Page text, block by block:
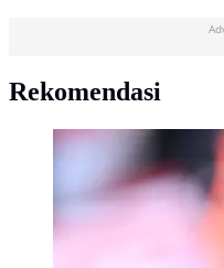
Rekomendasi